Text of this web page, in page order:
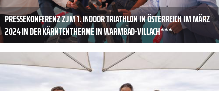
PRESSEKONFERENZ ZUM 1. INDOOR TRIATHLON IN ÖSTERREICH IM MÄRZ
2024 IN DER KÄRNTENTHERME IN WARMBAD-VILLACH***